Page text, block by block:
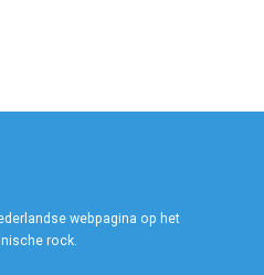
webpagina op het
rock.